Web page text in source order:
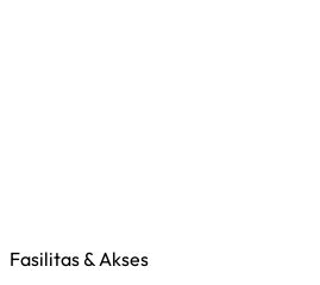
Fasilitas & Akses